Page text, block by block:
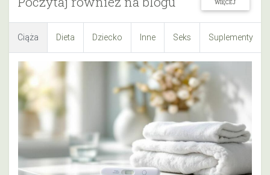
WIĘCEJ
Ciąża Dieta Dziecko Inne Seks Suplementy